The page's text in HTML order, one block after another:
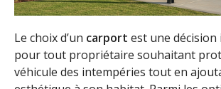
Le choix d’un carport est une
pour tout propriétaire souhaitant
véhicule des intempéries tout en